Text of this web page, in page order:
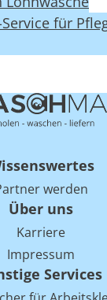
für
werden
Über uns
Karriere
Impressum
Services